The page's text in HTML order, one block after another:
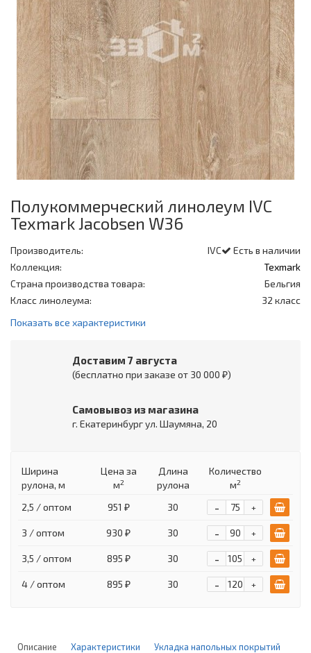
Полукоммерческий линолеум IVC
Texmark Jacobsen W36
Есть в наличии
Производитель:
IVC
Коллекция:
Texmark
Страна производства товара:
Бельгия
Класс линолеума:
32 класс
Показать все характеристики
Доставим 7 августа
(бесплатно при заказе от 30 000 ₽)
Самовывоз из магазина
г. Екатеринбург ул. Шаумяна, 20
Ширина
рулона, м
Цена за
м2
Длина
рулона
Количество
м2
2,5 / оптом 951 ₽ 30 +
-
3 / оптом 930 ₽ 30 +
-
3,5 / оптом 895 ₽ 30 +
-
4 / оптом 895 ₽ 30 +
-
Описание Характеристики Укладка напольных покрытий